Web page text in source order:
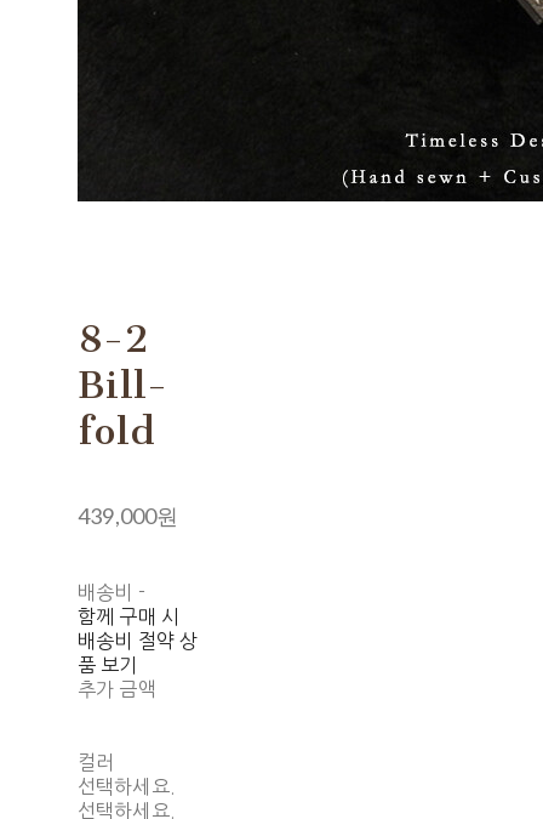
8-2
Bill-
fold
439,000원
배송비 -
함께 구매 시
배송비 절약 상
품 보기
추가 금액
컬러
선택하세요.
선택하세요.